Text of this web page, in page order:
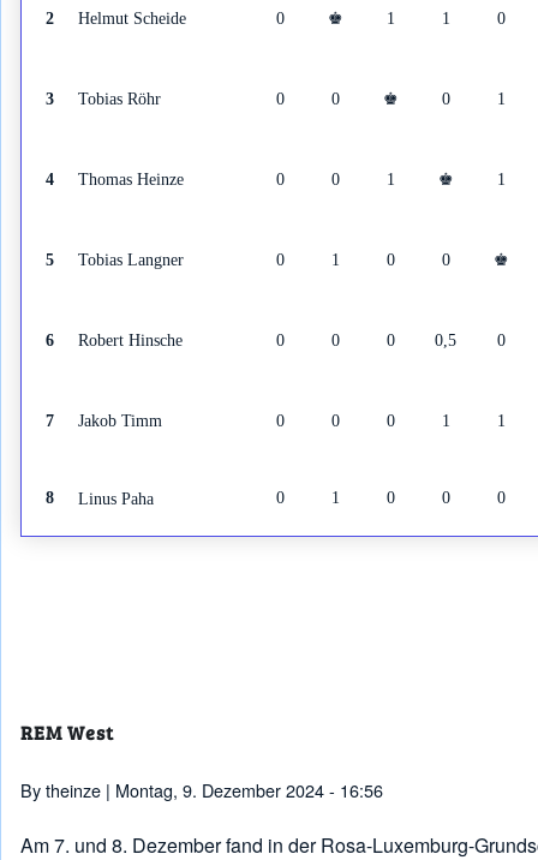
2 Helmut Scheide 0 ♚ 1 1 0
3 Tobias Röhr 0 0 ♚ 0 1
4 Thomas Heinze 0 0 1 ♚ 1
5 Tobias Langner 0 1 0 0 ♚
6 Robert Hinsche 0 0 0 0,5 0
7 Jakob Timm 0 0 0 1 1
8 Linus Paha 0 1 0 0 0
REM West
Bytheinze | Montag, 9. Dezember 2024 - 16:56
Am 7. und 8. Dezember fand in der Rosa-Luxemburg-